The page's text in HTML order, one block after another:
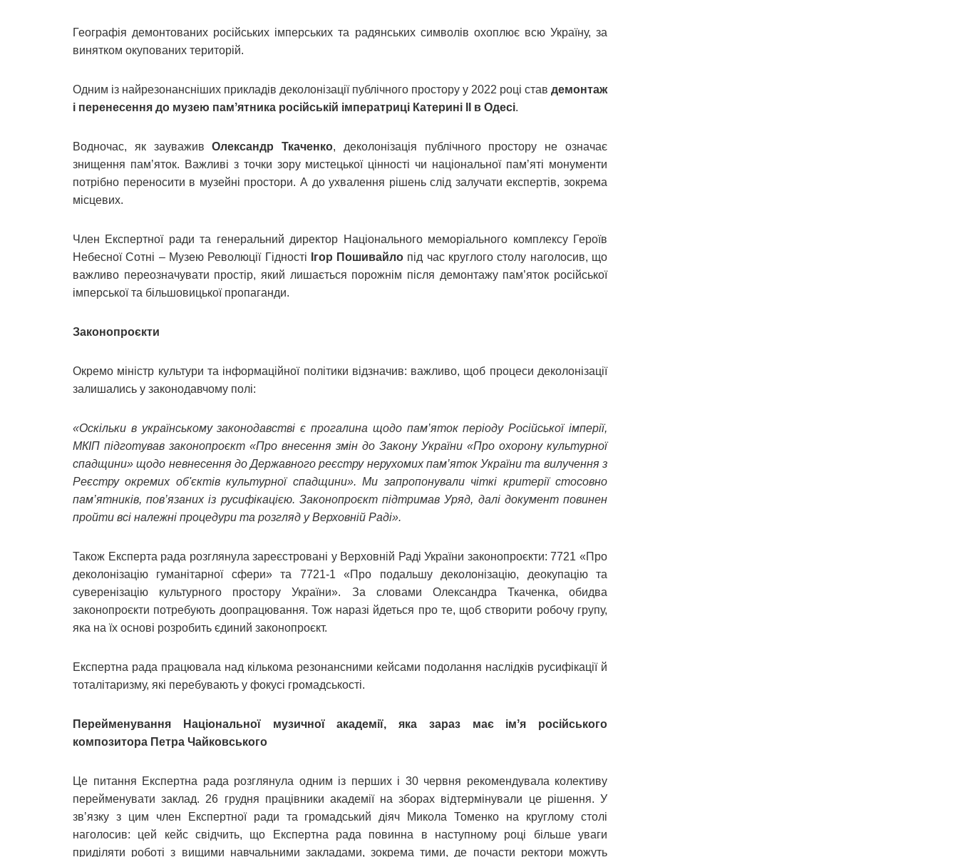
Географія демонтованих російських імперських та радянських символів охоплює всю Україну, за
винятком окупованих територій.
Одним із найрезонансніших прикладів деколонізації публічного простору у 2022 році став демонтаж
і перенесення до музею памʼятника російській імператриці Катерині II в Одесі.
Водночас, як зауваживОлександр Ткаченко, деколонізація публічного простору не означає
знищення памʼяток. Важливі з точки зору мистецької цінності чи національної памʼяті монументи
потрібно переносити в музейні простори. А до ухвалення рішень слід залучати експертів, зокрема
місцевих.
Член Експертної ради та генеральний директор Національного меморіального комплексу Героїв
Небесної Сотні – Музею Революції Гідності
Ігор Пошивайло під час круглого столу наголосив, що
важливо переозначувати простір, який лишається порожнім після демонтажу пам’яток російської
імперської та більшовицької пропаганди.
Законопроєкти
Окремо міністр культури та інформаційної політики відзначив: важливо, щоб процеси деколонізації
залишались у законодавчому полі:
«Оскільки в українському законодавстві є прогалина щодо пам’яток періоду Російської імперії,
МКІП підготував законопроєкт «Про внесення змін до Закону України «Про охорону культурної
спадщини» щодо невнесення до Державного реєстру нерухомих пам’яток України та вилучення з
Реєстру окремих об'єктів культурної спадщини». Ми запропонували чіткі критерії стосовно
пам’ятників, пов’язаних із русифікацією. Законопроєкт підтримав Уряд, далі документ повинен
пройти всі належні процедури та розгляд у Верховній Раді».
Також Експерта рада розглянула зареєстровані у Верховній Раді України законопроєкти: 7721 «Про
деколонізацію гуманітарної сфери» та 7721-1 «Про подальшу деколонізацію, деокупацію та
суверенізацію культурного простору України». За словами Олександра Ткаченка, обидва
законопроєкти потребують доопрацювання. Тож наразі йдеться про те, щоб створити робочу групу,
яка на їх основі розробить єдиний законопроєкт.
Експертна рада працювала над кількома резонансними кейсами подолання наслідків русифікації й
тоталітаризму, які перебувають у фокусі громадськості.
Перейменування Національної музичної академії, яка зараз має імʼя російського
композитора Петра Чайковського
Це питання Експертна рада розглянула одним із перших і 30 червня рекомендувала колективу
перейменувати заклад. 26 грудня працівники академії на зборах відтермінували це рішення. У
звʼязку з цим член Експертної ради та громадський діяч Микола Томенко на круглому столі
наголосив: цей кейс свідчить, що Експертна рада повинна в наступному році більше уваги
приділяти роботі з вищими навчальними закладами, зокрема тими, де почасти ректори можуть